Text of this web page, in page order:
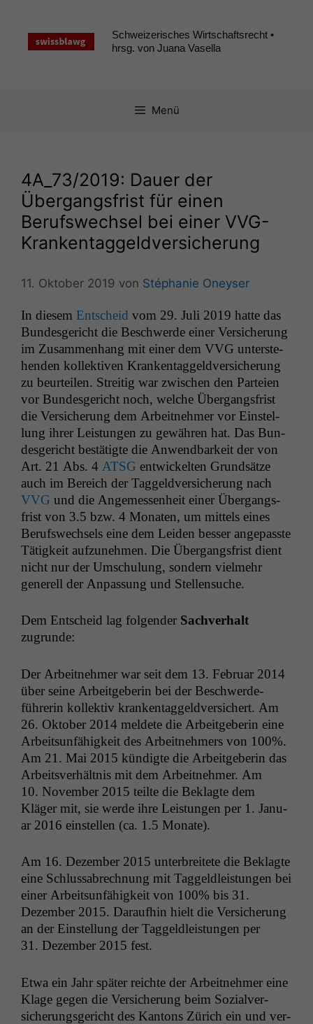
springen
Schweizerisches Wirtschaftsrecht •
hrsg. von Juana Vasella
Menü
4A_73/2019: Dauer der
Übergangsfrist für einen
Berufswechsel bei einer VVG-
Krankentaggeldversicherung
11. Oktober 2019 von Stéphanie Oneyser
In diesem Entscheid vom 29. Juli 2019 hat­te das
Bun­des­gericht die Beschw­erde ein­er Ver­sicherung
im Zusam­men­hang mit ein­er dem VVG unter­ste­
hen­den kollek­tiv­en Kranken­taggeld­ver­sicherung
zu beurteilen. Stre­it­ig war zwis­chen den Parteien
vor Bun­des­gericht noch, welche Über­gangs­frist
die Ver­sicherung dem Arbeit­nehmer vor Ein­stel­
lung ihrer Leis­tun­gen zu gewähren hat. Das Bun­
des­gericht bestätigte die Anwend­barkeit der von
Art. 21 Abs. 4 ATSG entwick­el­ten Grund­sätze
auch im Bere­ich der Taggeld­ver­sicherung nach
VVG und die Angemessen­heit ein­er Über­gangs­
frist von 3.5 bzw. 4 Monat­en, um mit­tels eines
Beruf­swech­sels eine dem Lei­den bess­er angepasste
Tätigkeit aufzunehmen. Die Über­gangs­frist dient
nicht nur der Umschu­lung, son­dern vielmehr
generell der Anpas­sung und Stellensuche.
Dem Entscheid lag fol­gen­der Sachver­halt
zugrunde:
Der Arbeit­nehmer war seit dem 13. Feb­ru­ar 2014
über seine Arbeit­ge­berin bei der Beschw­erde­
führerin kollek­tiv kranken­taggeld­ver­sichert. Am
26. Okto­ber 2014 meldete die Arbeit­ge­berin eine
Arbeit­sun­fähigkeit des Arbeit­nehmers von 100%.
Am 21. Mai 2015 kündigte die Arbeit­ge­berin das
Arbeitsver­hält­nis mit dem Arbeit­nehmer. Am
10. Novem­ber 2015 teilte die Beklagte dem
Kläger mit, sie werde ihre Leis­tun­gen per 1. Jan­u­
ar 2016 ein­stellen (ca. 1.5 Monate).
Am 16. Dezem­ber 2015 unter­bre­it­ete die Beklagte
eine Schlussabrech­nung mit Taggeldleis­tun­gen bei
ein­er Arbeit­sun­fähigkeit von 100% bis 31.
Dezem­ber 2015. Daraufhin hielt die Ver­sicherung
an der Ein­stel­lung der Taggeldleis­tun­gen per
31. Dezem­ber 2015 fest.
Etwa ein Jahr später reichte der Arbeit­nehmer eine
Klage gegen die Ver­sicherung beim Sozialver­
sicherungs­gericht des Kan­tons Zürich ein und ver­